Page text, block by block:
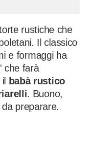
rustiche che
Il classico
e formaggi ha
che farà
babà rustico
. Buono,
preparare.